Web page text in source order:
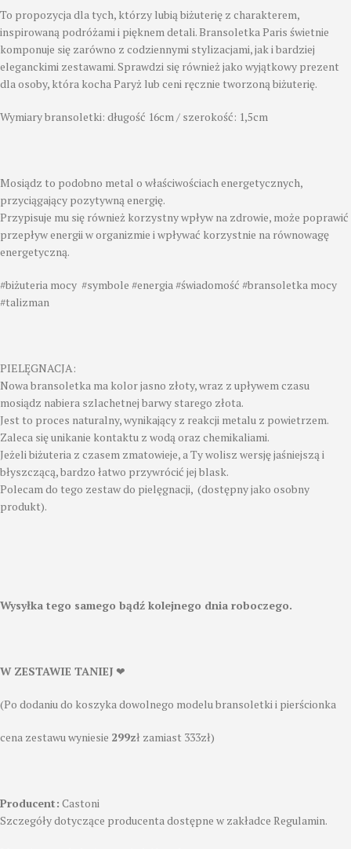
To propozycja dla tych, którzy lubią biżuterię z charakterem,
inspirowaną podróżami i pięknem detali. Bransoletka Paris świetnie
komponuje się zarówno z codziennymi stylizacjami, jak i bardziej
eleganckimi zestawami. Sprawdzi się również jako wyjątkowy prezent
dla osoby, która kocha Paryż lub ceni ręcznie tworzoną biżuterię.
Wymiary bransoletki: długość 16cm / szerokość: 1,5cm
Mosiądz to podobno metal o właściwościach energetycznych,
przyciągający pozytywną energię.
Przypisuje mu się również korzystny wpływ na zdrowie, może poprawić
przepływ energii w organizmie i wpływać korzystnie na równowagę
energetyczną.
#biżuteria mocy #symbole #energia #świadomość #bransoletka mocy
#talizman
PIELĘGNACJA:
Nowa bransoletka ma kolor jasno złoty, wraz z upływem czasu
mosiądz nabiera szlachetnej barwy starego złota.
Jest to proces naturalny, wynikający z reakcji metalu z powietrzem.
Zaleca się unikanie kontaktu z wodą oraz chemikaliami.
Jeżeli biżuteria z czasem zmatowieje, a Ty wolisz wersję jaśniejszą i
błyszczącą, bardzo łatwo przywrócić jej blask.
Polecam do tego zestaw do pielęgnacji, (dostępny jako osobny
produkt).
Wysyłka tego samego bądź kolejnego dnia roboczego.
W ZESTAWIE TANIEJ ❤
(Po dodaniu do koszyka dowolnego modelu bransoletki i pierścionka
cena zestawu wyniesie 299zł zamiast 333zł)
Producent: Castoni
Szczegóły dotyczące producenta dostępne w zakładce Regulamin.